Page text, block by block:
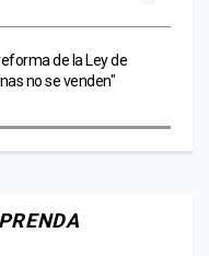
de la Ley de
no se venden"